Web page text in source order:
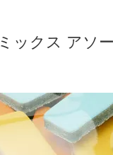
クス アソ